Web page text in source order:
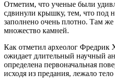
Отметим, что ученые были
сдвинули крышку, тем, что под
заполнено очень плотно. Там
множество камней.
Как отметил археолог Фредрик
ожидает длительный научный
определена первоначальная
исходя из предания, лежало